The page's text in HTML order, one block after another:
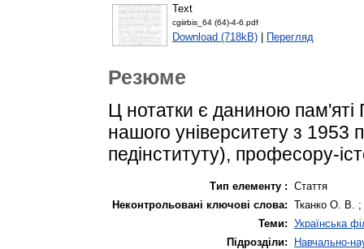
Text
cgiirbis_64 (64)-4-6.pdf
Download (718kB) Перегляд
Резюме
Ц нотатки є даниною пам'яті
нашого університету з 1953
педінституту), професору-
Тип елементу : Стаття
Неконтрольовані ключові слова: Тканко О. В. ;
Теми: Українська
Підрозділи:
Навчально-